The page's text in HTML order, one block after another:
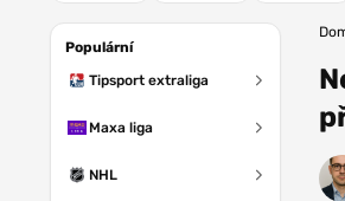
Populární
Tipsport extraliga
Maxa liga
NHL